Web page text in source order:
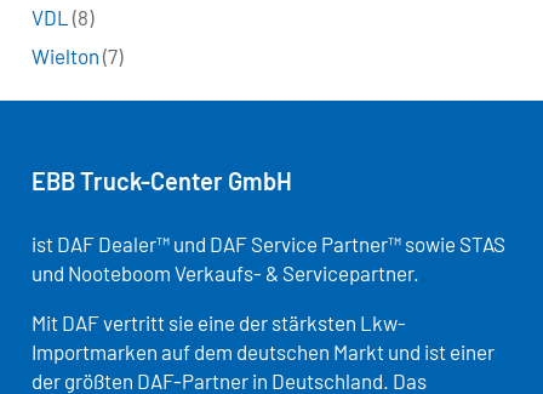
VDL (8)
Wielton (7)
EBB Truck-Center GmbH
ist DAF Dealer™ und DAF Service Partner™ sowie STAS
und Nooteboom Verkaufs- & Servicepartner.
Mit DAF vertritt sie eine der stärksten Lkw-
Importmarken auf dem deutschen Markt und ist einer
der größten DAF-Partner in Deutschland. Das